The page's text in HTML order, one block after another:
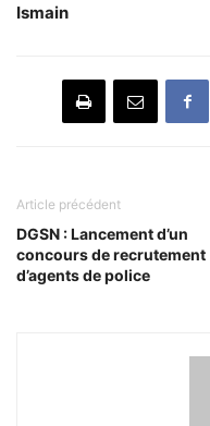
Ismain
Article précédent
DGSN : Lancement d’un
concours de recrutement
d’agents de police